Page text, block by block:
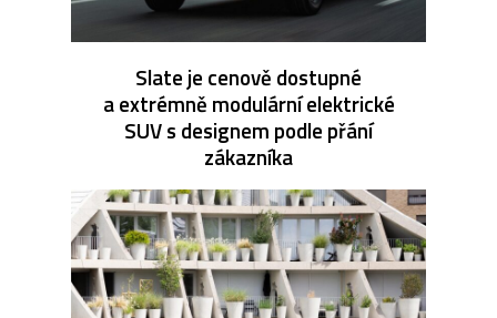
Slate je cenově dostupné
a extrémně modulární elektrické
SUV s designem podle přání
zákazníka